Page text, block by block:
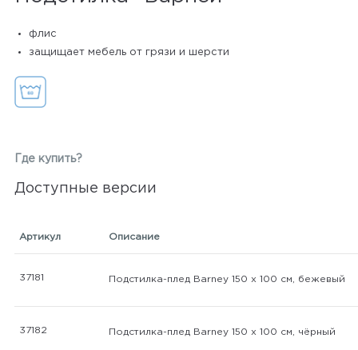
флис
защищает мебель от грязи и шерсти
Где купить?
Доступные версии
Артикул Описание
37181 Подстилка-плед Barney 150 х 100 см, бежевый
37182 Подстилка-плед Barney 150 х 100 см, чёрный